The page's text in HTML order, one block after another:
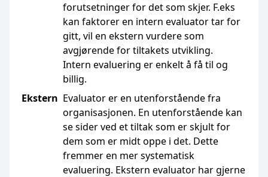
forutsetninger for det som skjer. F.eks
kan faktorer en intern evaluator tar for
gitt, vil en ekstern vurdere som
avgjørende for tiltakets utvikling.
Intern evaluering er enkelt å få til og
billig.
Ekstern Evaluator er en utenforstående fra
organisasjonen. En utenforstående kan
se sider ved et tiltak som er skjult for
dem som er midt oppe i det. Dette
fremmer en mer systematisk
evaluering. Ekstern evaluator har gjerne